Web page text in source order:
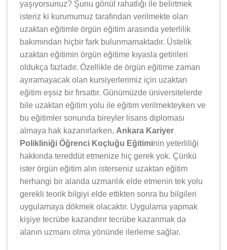
yaşıyorsunuz? Şunu gönül rahatlığı ile belirtmek
isteriz ki kurumumuz tarafından verilmekte olan
uzaktan eğitimle örgün eğitim arasında yeterlilik
bakımından hiçbir fark bulunmamaktadır. Üstelik
uzaktan eğitimin örgün eğitime kıyasla getirileri
oldukça fazladır. Özellikle de örgün eğitime zaman
ayıramayacak olan kursiyerlerimiz için uzaktan
eğitim eşsiz bir fırsattır. Günümüzde üniversitelerde
bile uzaktan eğitim yolu ile eğitim verilmekteyken ve
bu eğitimler sonunda bireyler lisans diploması
almaya hak kazanırlarken, Ankara Kariyer
Polikliniği Öğrenci Koçluğu Eğitiminin yeterliliği
hakkında tereddüt etmenize hiç gerek yok. Çünkü
ister örgün eğitim alın isterseniz uzaktan eğitim
herhangi bir alanda uzmanlık elde etmenin tek yolu
gerekli teorik bilgiyi elde ettikten sonra bu bilgileri
uygulamaya dökmek olacaktır. Uygulama yapmak
kişiye tecrübe kazandırır tecrübe kazanmak da
alanın uzmanı olma yönünde ilerleme sağlar.